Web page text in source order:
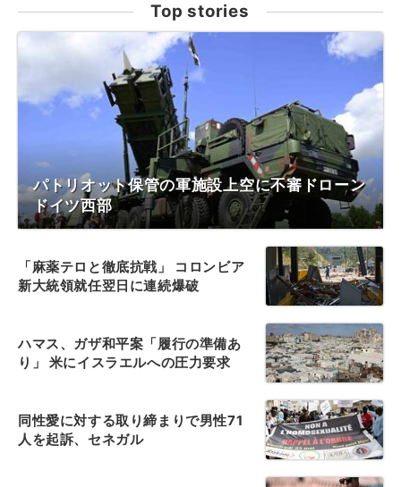
Top stories
パトリオット保管の軍施設上空に不審ドローン
ドイツ西部
「麻薬テロと徹底抗戦」 コロンビア
新大統領就任翌日に連続爆破
ハマス、ガザ和平案「履行の準備あ
り」 米にイスラエルへの圧力要求
同性愛に対する取り締まりで男性71
人を起訴、セネガル